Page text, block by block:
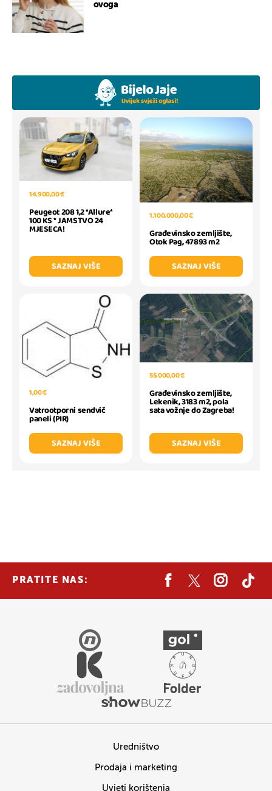
ovoga
14.900,00 €
Peugeot 208 1,2 *Allure*
100 KS * JAMSTVO 24
MJESECA!
SAZNAJ VIŠE
1.100.000,00 €
Građevinsko zemljište,
Otok Pag, 47893 m2
SAZNAJ VIŠE
1,00 €
Vatrootporni sendvič
paneli (PIR)
SAZNAJ VIŠE
55.000,00 €
Građevinsko zemljište,
Lekenik, 3183 m2, pola
sata vožnje do Zagreba!
SAZNAJ VIŠE
PRATITE NAS:
Uredništvo
Prodaja i marketing
Uvjeti korištenja